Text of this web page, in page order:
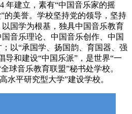
年建立，素有“中国音乐家的摇
的美誉。学校坚持党的领导，坚持
国学为根基，独具中国音乐教育
音乐理论、中国音乐创作、中国
以“承国学、扬国韵、育国器、强
导和建设“中国乐派”，是世界“一
球音乐教育联盟”秘书处学校。
水平研究型大学”建设学校。